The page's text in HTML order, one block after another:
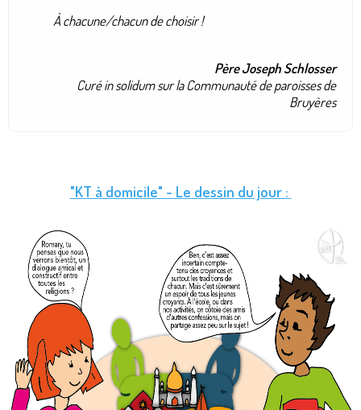
À chacune/chacun de choisir !
Père Joseph Schlosser
Curé in solidum sur la Communauté de paroisses de
Bruyères
"KT à domicile" - Le dessin du jour :